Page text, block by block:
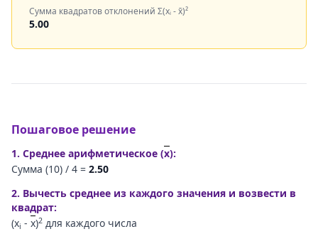
Сумма квадратов отклонений Σ(xᵢ - x̄)²
5.00
Пошаговое решение
1. Среднее арифметическое (x):
Сумма (10) / 4 = 2.50
2. Вычесть среднее из каждого значения и возвести в
квадрат:
(xi - x)2 для каждого числа